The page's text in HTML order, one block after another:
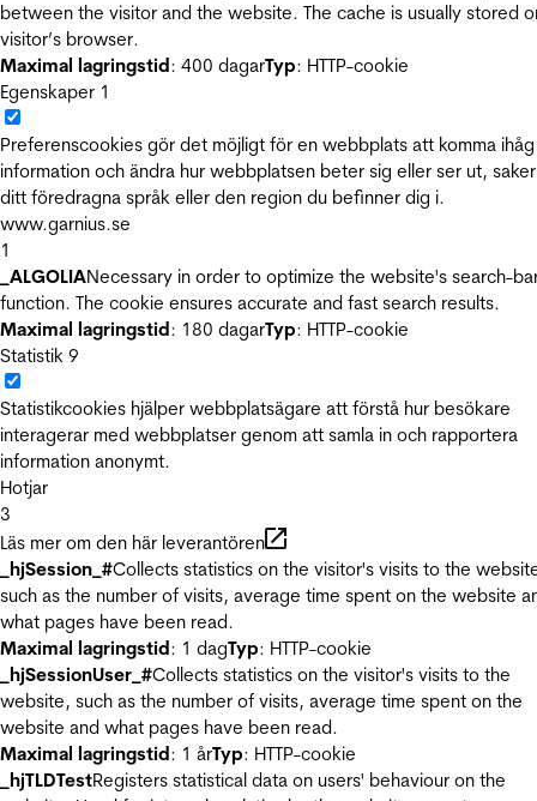
between the visitor and the website. The cache is usually stored
visitor’s browser.
Maximal lagringstid: 400 dagarTyp: HTTP-cookie
Egenskaper 1
Preferenscookies gör det möjligt för en webbplats att komma ihåg
information och ändra hur webbplatsen beter sig eller ser ut,
ditt föredragna språk eller den region du befinner dig i.
www.garnius.se
1
_ALGOLIANecessary in order to optimize the website's search-
function. The cookie ensures accurate and fast search results.
Maximal lagringstid: 180 dagarTyp: HTTP-cookie
Statistik 9
Statistikcookies hjälper webbplatsägare att förstå hur besökare
interagerar med webbplatser genom att samla in och rapportera
information anonymt.
Hotjar
3
Läs mer om den här leverantören
_hjSession_#Collects statistics on the visitor's visits to the
such as the number of visits, average time spent on the website
what pages have been read.
Maximal lagringstid: 1 dagTyp: HTTP-cookie
_hjSessionUser_#Collects statistics on the visitor's visits to the
website, such as the number of visits, average time spent on the
website and what pages have been read.
Maximal lagringstid: 1 årTyp: HTTP-cookie
_hjTLDTestRegisters statistical data on users' behaviour on the